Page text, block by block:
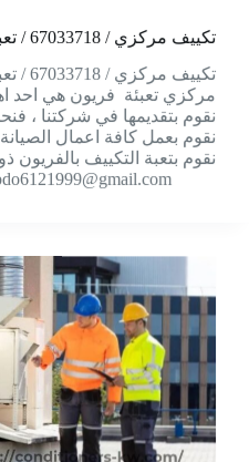
تكييف مركزي / 67033718 / تعبئة فريون
تكييف
مركزي تعبئة فريون هي احد
نقوم بتقديمها في شركتنا ،
نقوم بعمل كافة اعمال
نقوم بتعبة التكييف بالفريون